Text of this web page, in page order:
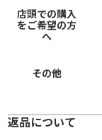
店頭での購入
をご希望の方
へ
その他
返品について